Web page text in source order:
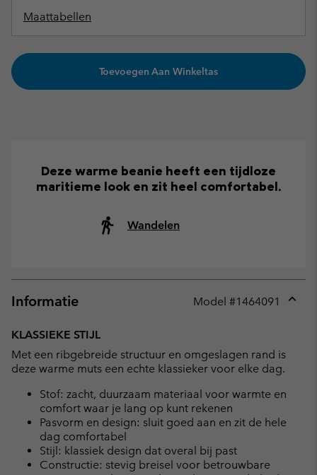
Maattabellen
Toevoegen Aan Winkeltas
Deze warme beanie heeft een tijdloze
maritieme look en zit heel comfortabel.
Wandelen
Informatie Model #1464091
KLASSIEKE STIJL
Met een ribgebreide structuur en omgeslagen rand is
deze warme muts een echte klassieker voor elke dag.
Stof: zacht, duurzaam materiaal voor warmte en
comfort waar je lang op kunt rekenen
Pasvorm en design: sluit goed aan en zit de hele
dag comfortabel
Stijl: klassiek design dat overal bij past
Constructie: stevig breisel voor betrouwbare